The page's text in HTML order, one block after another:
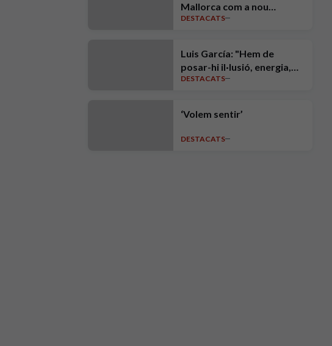
Mallorca com a nou
Patrocinador Oficial
DESTACATS
Luis García: "Hem de
posar-hi il·lusió, energia,
intensitat, ambició i
DESTACATS
‘Volem sentir’
DESTACATS